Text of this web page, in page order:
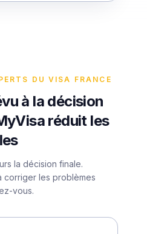
DU VISA FRANCE
à la décision
réduit les
la décision finale.
corriger les problèmes
vous.